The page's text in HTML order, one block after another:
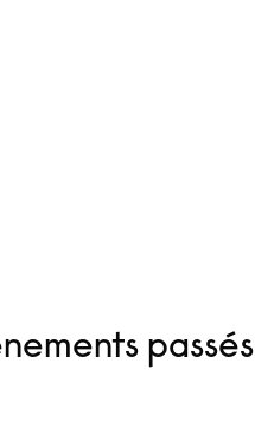
passés